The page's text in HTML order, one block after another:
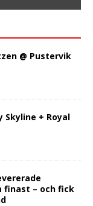
@ Pustervik
Skyline + Royal
finast – och fick